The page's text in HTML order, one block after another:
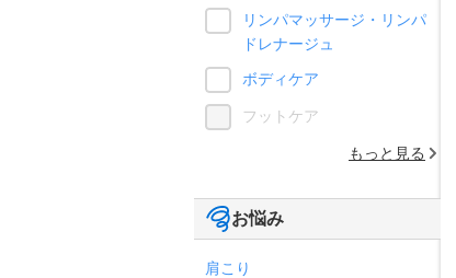
リンパマッサージ・リンパ
ドレナージュ
ボディケア
フットケア
もっと見る
お悩み
肩こり